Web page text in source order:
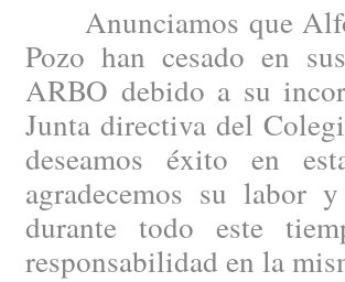
Anunciamos que
Pozo han cesado en
ARBO debido a su
Junta directiva del
deseamos éxito en
agradecemos su labor
durante todo este
responsabilidad en la